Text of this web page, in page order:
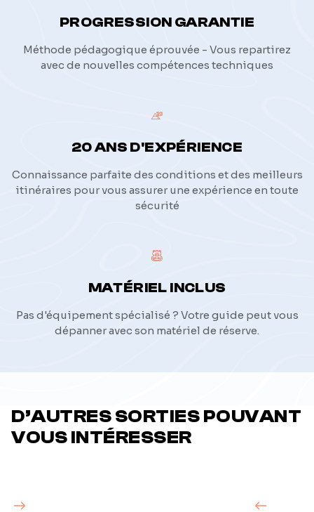
PROGRESSION GARANTIE
Méthode pédagogique éprouvée - Vous repartirez
avec de nouvelles compétences techniques
20 ANS D'EXPÉRIENCE
Connaissance parfaite des conditions et des meilleurs
itinéraires pour vous assurer une expérience en toute
sécurité
MATÉRIEL INCLUS
Pas d'équipement spécialisé ? Votre guide peut vous
dépanner avec son matériel de réserve.
D’AUTRES SORTIES POUVANT
VOUS INTÉRESSER